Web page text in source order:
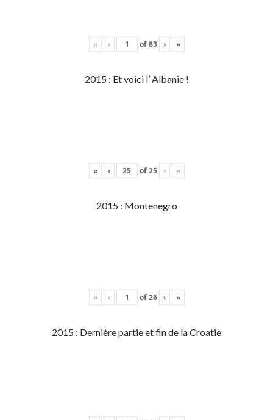
« ‹ of83 › »
2015 : Et voici l’ Albanie !
« ‹ of25 › »
2015 : Montenegro
« ‹ of26 › »
2015 : Dernière partie et fin de la Croatie